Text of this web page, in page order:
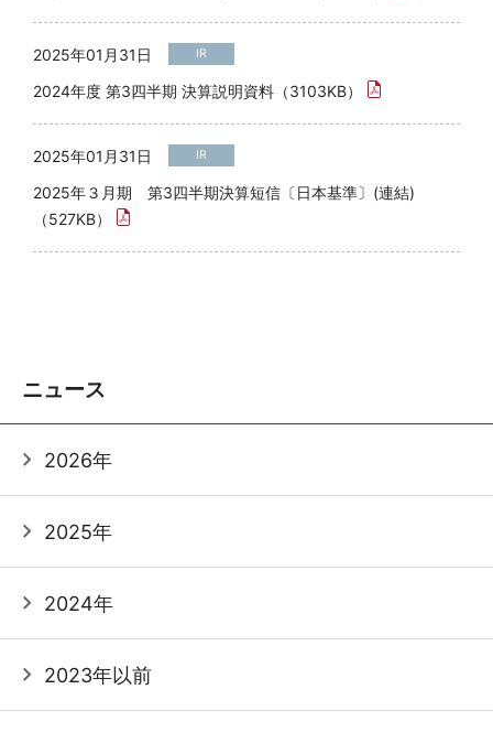
2025年01月31日 IR
2024年度 第3四半期 決算説明資料（3103KB）
2025年01月31日 IR
2025年３月期 第3四半期決算短信〔日本基準〕(連結)
（527KB）
ニュース
2026年
2025年
2024年
2023年以前